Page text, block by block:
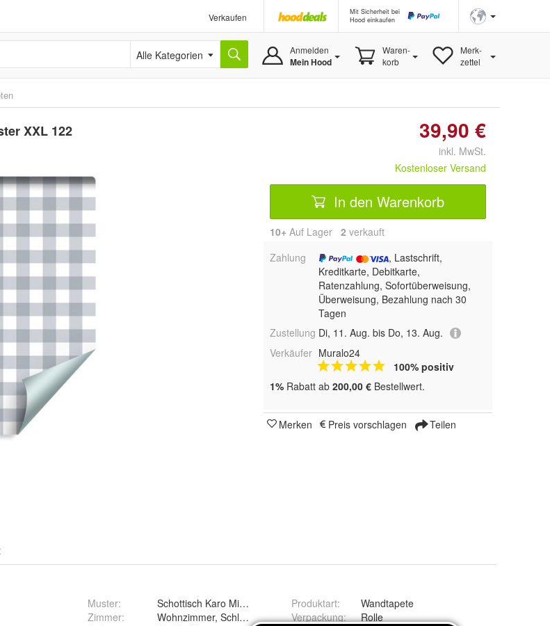
Verkaufen
Mit Sicherheit bei
Hood einkaufen
Alle Kategorien Anmelden
Mein Hood
Waren-
korb
Merk-
zettel
XXL 122 39,90 €
inkl. MwSt.
Kostenloser Versand
In den Warenkorb
10+ Auf Lager 2 verkauft
Zahlung
, Lastschrift,
Kreditkarte, Debitkarte,
Ratenzahlung, Sofortüberweisung,
Überweisung, Bezahlung nach 30
Tagen
Zustellung Di, 11. Aug. bis Do, 13. Aug.
Verkäufer Muralo24
100% positiv
1% Rabatt ab 200,00 € Bestellwert.
Merken Preis vorschlagen Teilen
Muster:
Schottisch Karo Minimalismus Mosaik Geometrie
Zimmer:
Wohnzimmer, Schlafzimmer, Arbeitszimmer, Esszimmer
Produktart:
Wandtapete
Verpackung: Rolle